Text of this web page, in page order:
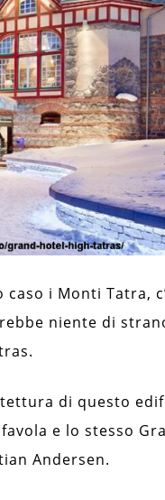
i Monti Tatra,
niente di
di questo
e lo stesso
Andersen.